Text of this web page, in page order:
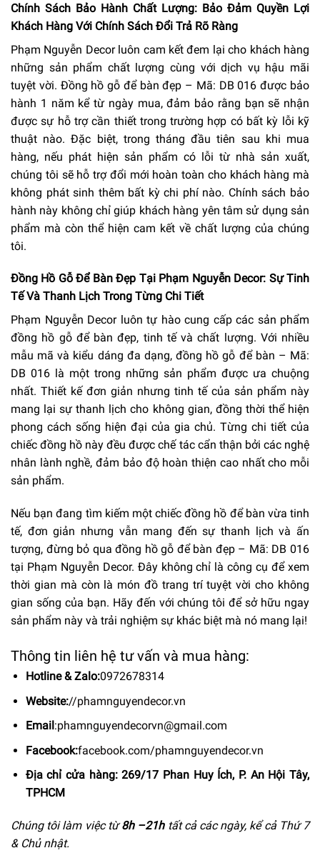
Chính Sách Bảo Hành Chất Lượng: Bảo Đảm Quyền Lợi
Khách Hàng Với Chính Sách Đổi Trả Rõ Ràng
Phạm Nguyễn Decor luôn cam kết đem lại cho khách hàng
những sản phẩm chất lượng cùng với dịch vụ hậu mãi
tuyệt vời. Đồng hồ gỗ để bàn đẹp – Mã: DB 016 được bảo
hành 1 năm kể từ ngày mua, đảm bảo rằng bạn sẽ nhận
được sự hỗ trợ cần thiết trong trường hợp có bất kỳ lỗi kỹ
thuật nào. Đặc biệt, trong tháng đầu tiên sau khi mua
hàng, nếu phát hiện sản phẩm có lỗi từ nhà sản xuất,
chúng tôi sẽ hỗ trợ đổi mới hoàn toàn cho khách hàng mà
không phát sinh thêm bất kỳ chi phí nào. Chính sách bảo
hành này không chỉ giúp khách hàng yên tâm sử dụng sản
phẩm mà còn thể hiện cam kết về chất lượng của chúng
tôi.
Đồng Hồ Gỗ Để Bàn Đẹp Tại Phạm Nguyễn Decor: Sự Tinh
Tế Và Thanh Lịch Trong Từng Chi Tiết
Phạm Nguyễn Decor luôn tự hào cung cấp các sản phẩm
đồng hồ gỗ để bàn đẹp, tinh tế và chất lượng. Với nhiều
mẫu mã và kiểu dáng đa dạng, đồng hồ gỗ để bàn – Mã:
DB 016 là một trong những sản phẩm được ưa chuộng
nhất. Thiết kế đơn giản nhưng tinh tế của sản phẩm này
mang lại sự thanh lịch cho không gian, đồng thời thể hiện
phong cách sống hiện đại của gia chủ. Từng chi tiết của
chiếc đồng hồ này đều được chế tác cẩn thận bởi các nghệ
nhân lành nghề, đảm bảo độ hoàn thiện cao nhất cho mỗi
sản phẩm.
Nếu bạn đang tìm kiếm một chiếc đồng hồ để bàn vừa tinh
tế, đơn giản nhưng vẫn mang đến sự thanh lịch và ấn
tượng, đừng bỏ qua đồng hồ gỗ để bàn đẹp – Mã: DB 016
tại Phạm Nguyễn Decor. Đây không chỉ là công cụ để xem
thời gian mà còn là món đồ trang trí tuyệt vời cho không
gian sống của bạn. Hãy đến với chúng tôi để sở hữu ngay
sản phẩm này và trải nghiệm sự khác biệt mà nó mang lại!
Thông tin liên hệ tư vấn và mua hàng:
Hotline & Zalo:0972678314
Website://phamnguyendecor.vn
Email :phamnguyendecorvn@gmail.com
Facebook:facebook.com/phamnguyendecor.vn
Địa chỉ cửa hàng: 269/17 Phan Huy Ích, P. An Hội Tây,
TPHCM
Chúng tôi làm việc từ8h –21h tất cả các ngày, kể cả Thứ 7
& Chủ nhật.